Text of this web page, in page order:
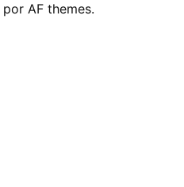
por AF themes.